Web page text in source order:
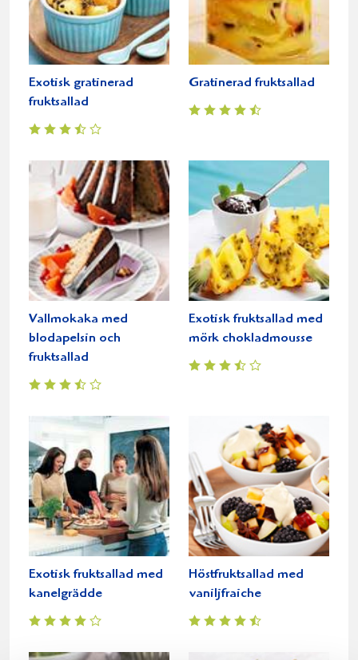
Exotisk gratinerad
fruktsallad
Gratinerad fruktsallad
Vallmokaka med
blodapelsin och
fruktsallad
Exotisk fruktsallad med
mörk chokladmousse
Exotisk fruktsallad med
kanelgrädde
Höstfruktsallad med
vaniljfraiche